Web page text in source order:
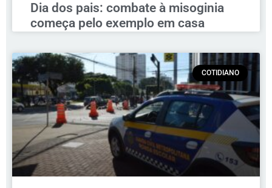
Dia dos pais: combate à misoginia
começa pelo exemplo em casa
COTIDIANO